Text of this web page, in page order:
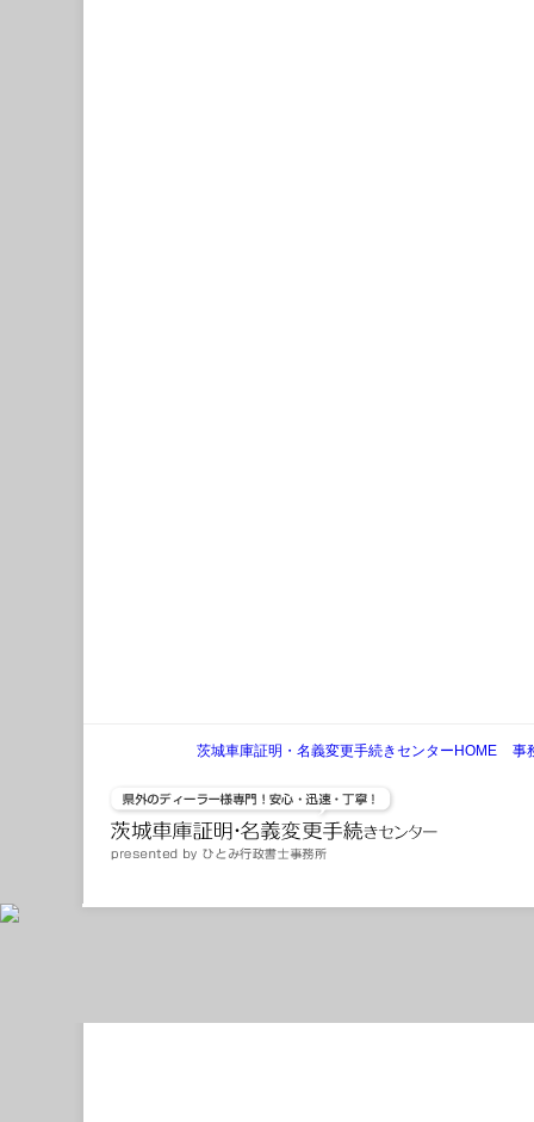
茨城車庫証明・名義変更手続きセンターHOME 事